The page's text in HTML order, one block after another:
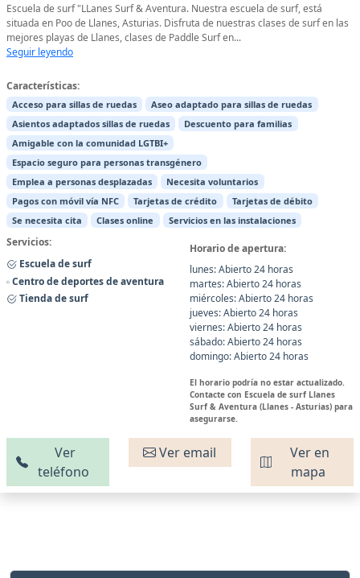
Escuela de surf "LLanes Surf & Aventura. Nuestra escuela de surf, está
situada en Poo de Llanes, Asturias. Disfruta de nuestras clases de surf en las
mejores playas de Llanes, clases de Paddle Surf en...
Seguir leyendo
Características:
Acceso para sillas de ruedas
Aseo adaptado para sillas de ruedas
Asientos adaptados sillas de ruedas
Descuento para familias
Amigable con la comunidad LGTBI+
Espacio seguro para personas transgénero
Emplea a personas desplazadas
Necesita voluntarios
Pagos con móvil vía NFC
Tarjetas de crédito
Tarjetas de débito
Se necesita cita
Clases online Servicios en las instalaciones
Servicios:
Escuela de surf
Centro de deportes de aventura
Tienda de surf
Horario de apertura:
lunes: Abierto 24 horas
martes: Abierto 24 horas
miércoles: Abierto 24 horas
jueves: Abierto 24 horas
viernes: Abierto 24 horas
sábado: Abierto 24 horas
domingo: Abierto 24 horas
El horario podría no estar actualizado.
Contacte con Escuela de surf Llanes
Surf & Aventura (Llanes - Asturias) para
asegurarse.
Ver
teléfono
Ver email
Ver en
mapa